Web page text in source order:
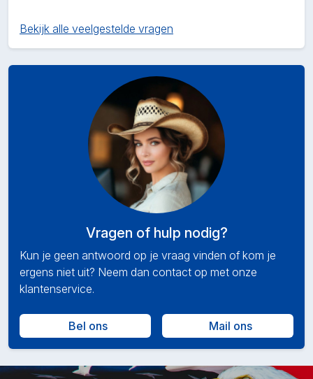
Bekijk alle veelgestelde vragen
Vragen of hulp nodig?
Kun je geen antwoord op je vraag vinden of kom je
ergens niet uit? Neem dan contact op met onze
klantenservice.
Bel ons Mail ons